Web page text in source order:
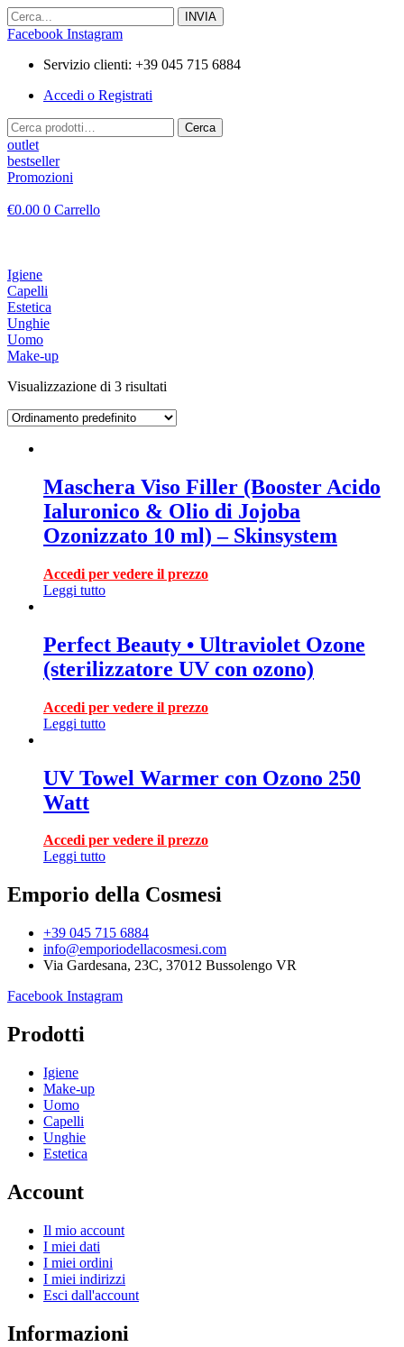
Vai
al
Facebook Instagram
Servizio clienti: +39 045 715 6884
Accedi o Registrati
Cerca:
Cerca
outlet
bestseller
Promozioni
€0.00 0 Carrello
Igiene
Capelli
Estetica
Unghie
Uomo
Make-up
Visualizzazione di 3 risultati
Maschera Viso Filler (Booster Acido
Ialuronico & Olio di Jojoba
Ozonizzato 10 ml) – Skinsystem
Accedi per vedere il prezzo
Leggi tutto
Perfect Beauty • Ultraviolet Ozone
(sterilizzatore UV con ozono)
Accedi per vedere il prezzo
Leggi tutto
UV Towel Warmer con Ozono 250
Watt
Accedi per vedere il prezzo
Leggi tutto
Emporio della Cosmesi
+39 045 715 6884
info@emporiodellacosmesi.com
Via Gardesana, 23C, 37012 Bussolengo VR
Facebook Instagram
Prodotti
Igiene
Make-up
Uomo
Capelli
Unghie
Estetica
Account
Il mio account
I miei dati
I miei ordini
I miei indirizzi
Esci dall'account
Informazioni